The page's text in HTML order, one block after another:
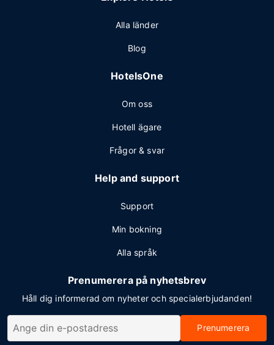
Alla länder
Blog
HotelsOne
Om oss
Hotell ägare
Frågor & svar
Help and support
Support
Min bokning
Alla språk
Prenumerera på nyhetsbrev
Håll dig informerad om nyheter och specialerbjudanden!
Prenumerera